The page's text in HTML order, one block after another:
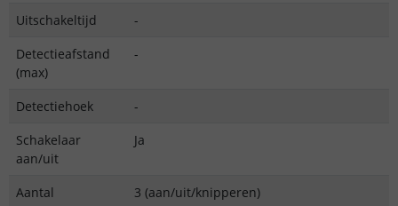
Uitschakeltijd
-
Detectieafstand
(max)
-
Detectiehoek
-
Schakelaar
aan/uit
Ja
Aantal
3 (aan/uit/knipperen)